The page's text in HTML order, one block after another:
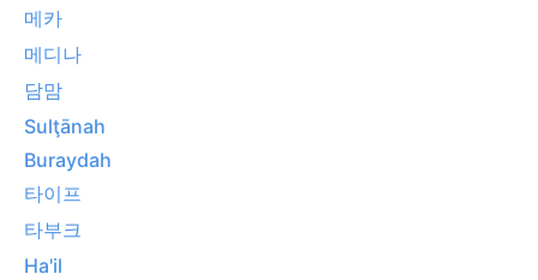
메카
메디나
담맘
Sulţānah
Buraydah
타이프
타부크
Ha'il